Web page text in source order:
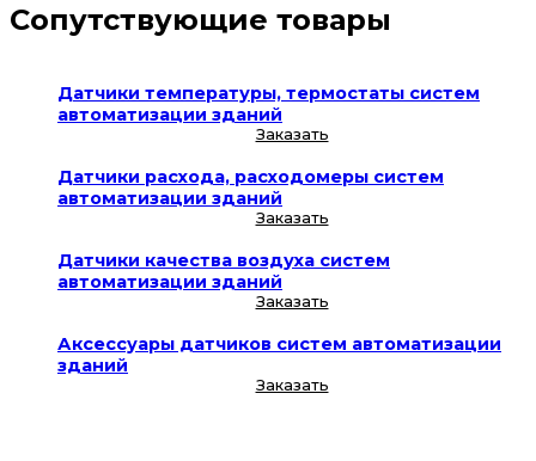
Сопутствующие товары
Датчики температуры, термостаты систем
автоматизации зданий
Заказать
Датчики расхода, расходомеры систем
автоматизации зданий
Заказать
Датчики качества воздуха систем
автоматизации зданий
Заказать
Аксессуары датчиков систем автоматизации
зданий
Заказать